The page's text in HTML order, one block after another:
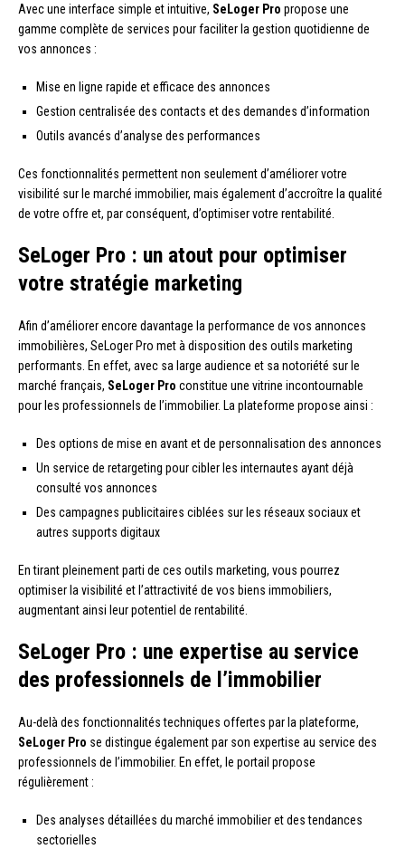
Avec une interface simple et intuitive, SeLoger Pro propose une
gamme complète de services pour faciliter la gestion quotidienne de
vos annonces :
Mise en ligne rapide et efficace des annonces
Gestion centralisée des contacts et des demandes d’information
Outils avancés d’analyse des performances
Ces fonctionnalités permettent non seulement d’améliorer votre
visibilité sur le marché immobilier, mais également d’accroître la qualité
de votre offre et, par conséquent, d’optimiser votre rentabilité.
SeLoger Pro : un atout pour optimiser
votre stratégie marketing
Afin d’améliorer encore davantage la performance de vos annonces
immobilières, SeLoger Pro met à disposition des outils marketing
performants. En effet, avec sa large audience et sa notoriété sur le
marché français, SeLoger Pro constitue une vitrine incontournable
pour les professionnels de l’immobilier. La plateforme propose ainsi :
Des options de mise en avant et de personnalisation des annonces
Un service de retargeting pour cibler les internautes ayant déjà
consulté vos annonces
Des campagnes publicitaires ciblées sur les réseaux sociaux et
autres supports digitaux
En tirant pleinement parti de ces outils marketing, vous pourrez
optimiser la visibilité et l’attractivité de vos biens immobiliers,
augmentant ainsi leur potentiel de rentabilité.
SeLoger Pro : une expertise au service
des professionnels de l’immobilier
Au-delà des fonctionnalités techniques offertes par la plateforme,
SeLoger Pro se distingue également par son expertise au service des
professionnels de l’immobilier. En effet, le portail propose
régulièrement :
Des analyses détaillées du marché immobilier et des tendances
sectorielles